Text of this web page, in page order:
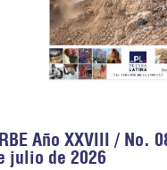
Año XXVIII / No.
julio de 2026